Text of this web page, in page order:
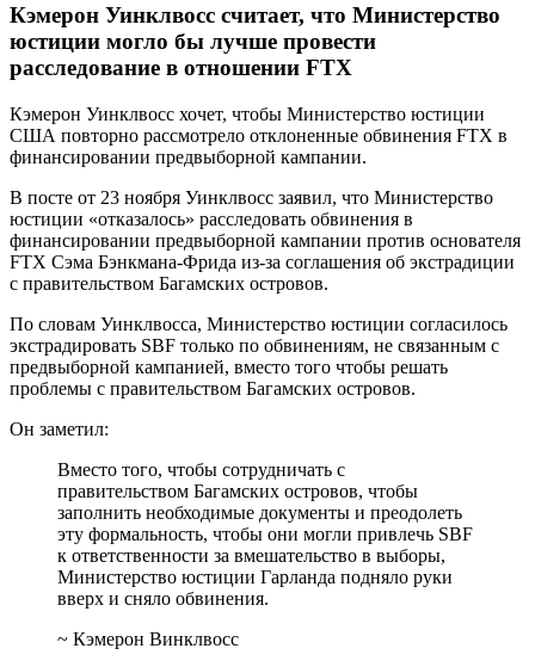
Кэмерон Уинклвосс считает, что Министерство
юстиции могло бы лучше провести
расследование в отношении FTX
Кэмерон Уинклвосс хочет, чтобы Министерство юстиции
США повторно рассмотрело отклоненные обвинения FTX в
финансировании предвыборной кампании.
В посте от 23 ноября Уинклвосс заявил, что Министерство
юстиции «отказалось» расследовать обвинения в
финансировании предвыборной кампании против основателя
FTX Сэма Бэнкмана-Фрида из-за соглашения об экстрадиции
с правительством Багамских островов.
По словам Уинклвосса, Министерство юстиции согласилось
экстрадировать SBF только по обвинениям, не связанным с
предвыборной кампанией, вместо того чтобы решать
проблемы с правительством Багамских островов.
Он заметил:
Вместо того, чтобы сотрудничать с
правительством Багамских островов, чтобы
заполнить необходимые документы и преодолеть
эту формальность, чтобы они могли привлечь SBF
к ответственности за вмешательство в выборы,
Министерство юстиции Гарланда подняло руки
вверх и сняло обвинения.
~ Кэмерон Винклвосс